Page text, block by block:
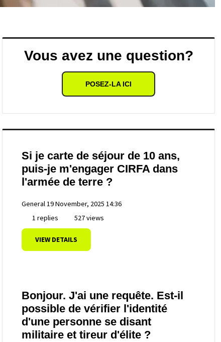
Vous avez une question?
POSEZ-LA ICI
Si je carte de séjour de 10 ans,
puis-je m'engager CIRFA dans
l'armée de terre ?
General19 November, 2025 14:36
1 replies
527 views
VIEW DETAILS
Bonjour. J'ai une requête. Est-il
possible de vérifier l'identité
d'une personne se disant
militaire et tireur d'élite ?